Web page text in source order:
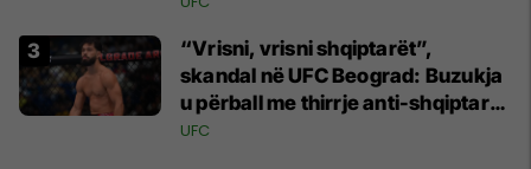
“Vrisni, vrisni shqiptarët”,
skandal në UFC Beograd: Buzukja
u përball me thirrje anti-shqiptare
nga tribunat
UFC